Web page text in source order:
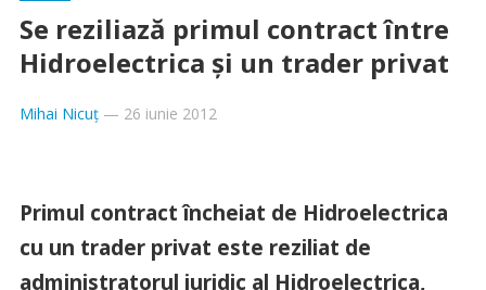
Se reziliază primul contract între
Hidroelectrica şi un trader privat
Mihai Nicuț— 26 iunie 2012
Primul contract încheiat de Hidroelectrica
cu un trader privat este reziliat de
administratorul juridic al Hidroelectrica,